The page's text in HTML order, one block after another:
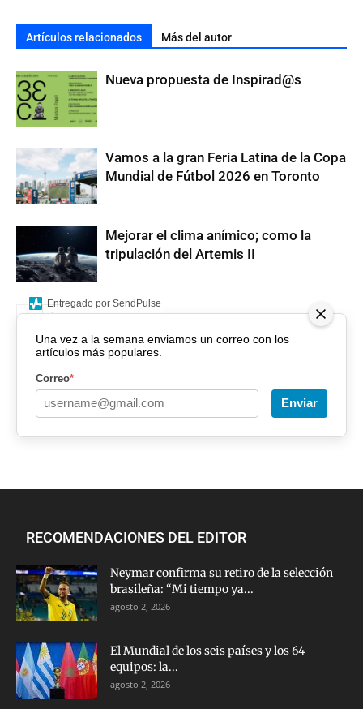
Artículos relacionados Más del autor
Nueva propuesta de Inspirad@s
Vamos a la gran Feria Latina de la Copa
Mundial de Fútbol 2026 en Toronto
Mejorar el clima anímico; como la
tripulación del Artemis II
Una vez a la semana enviamos un correo con los
artículos más populares.
Correo*
Enviar
Entregado por SendPulse
RECOMENDACIONES DEL EDITOR
Neymar confirma su retiro de la selección
brasileña: “Mi tiempo ya...
agosto 2, 2026
El Mundial de los seis países y los 64
equipos: la...
agosto 2, 2026